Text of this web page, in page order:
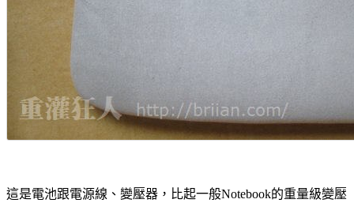
這是電池跟電源線、變壓器，比起一般Notebook的重量級變壓